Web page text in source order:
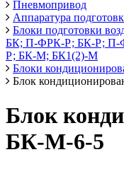
Пневмопривод
Аппаратура
Блоки подготовки
БК; П-ФРК-Р; БК-Р; П-
Р; БК-М; БК1(2)-М
Блоки
Блок
Блок
БК-М-6-5